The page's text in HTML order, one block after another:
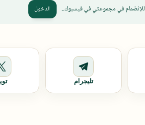
للإنضمام في مجموعتي في فيسبوك.. الدخول
تليجرام